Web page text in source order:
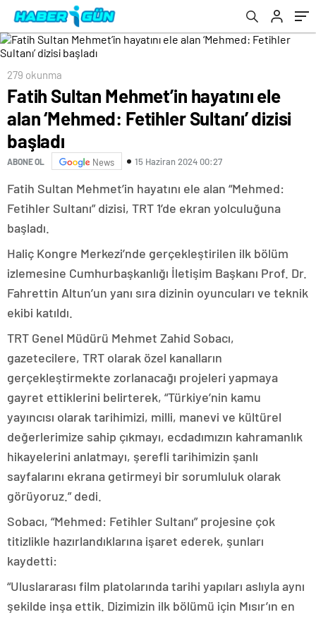
279 okunma
Fatih Sultan Mehmet’in hayatını ele
alan ‘Mehmed: Fetihler Sultanı’ dizisi
başladı
ABONE OL News 15 Haziran 2024 00:27
Fatih Sultan Mehmet’in hayatını ele alan “Mehmed:
Fetihler Sultanı” dizisi, TRT 1’de ekran yolculuğuna
başladı.
Haliç Kongre Merkezi’nde gerçekleştirilen ilk bölüm
izlemesine Cumhurbaşkanlığı İletişim Başkanı Prof. Dr.
Fahrettin Altun’un yanı sıra dizinin oyuncuları ve teknik
ekibi katıldı.
TRT Genel Müdürü Mehmet Zahid Sobacı,
gazetecilere, TRT olarak özel kanalların
gerçekleştirmekte zorlanacağı projeleri yapmaya
gayret ettiklerini belirterek, “Türkiye’nin kamu
yayıncısı olarak tarihimizi, milli, manevi ve kültürel
değerlerimize sahip çıkmayı, ecdadımızın kahramanlık
hikayelerini anlatmayı, şerefli tarihimizin şanlı
sayfalarını ekrana getirmeyi bir sorumluluk olarak
görüyoruz.” dedi.
Sobacı, “Mehmed: Fetihler Sultanı” projesine çok
titizlikle hazırlandıklarına işaret ederek, şunları
kaydetti:
“Uluslararası film platolarında tarihi yapıları aslıyla aynı
şekilde inşa ettik. Dizimizin ilk bölümü için Mısır’ın en